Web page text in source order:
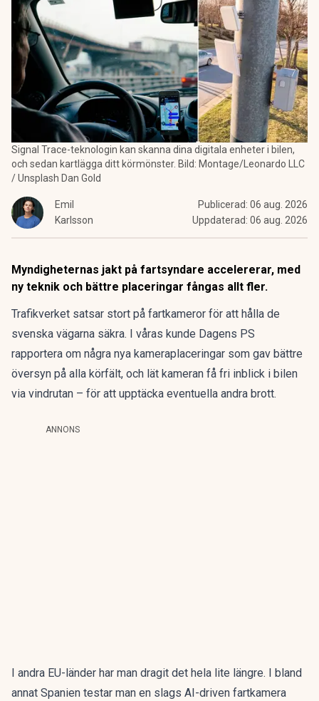
Signal Trace-teknologin kan skanna dina digitala enheter i bilen,
och sedan kartlägga ditt körmönster. Bild: Montage/Leonardo LLC
/ Unsplash Dan Gold
Emil
Karlsson
Publicerad: 06 aug. 2026
Uppdaterad: 06 aug. 2026
Myndigheternas jakt på fartsyndare accelererar, med
ny teknik och bättre placeringar fångas allt fler.
Trafikverket satsar stort på fartkameror för att hålla de
svenska vägarna säkra. I våras kunde Dagens PS
rapportera om några nya kameraplaceringar som gav bättre
översyn på alla körfält, och lät kameran få fri inblick i bilen
via vindrutan – för att upptäcka eventuella andra brott.
ANNONS
I andra EU-länder har man dragit det hela lite längre. I bland
annat Spanien testar man en slags AI-driven fartkamera